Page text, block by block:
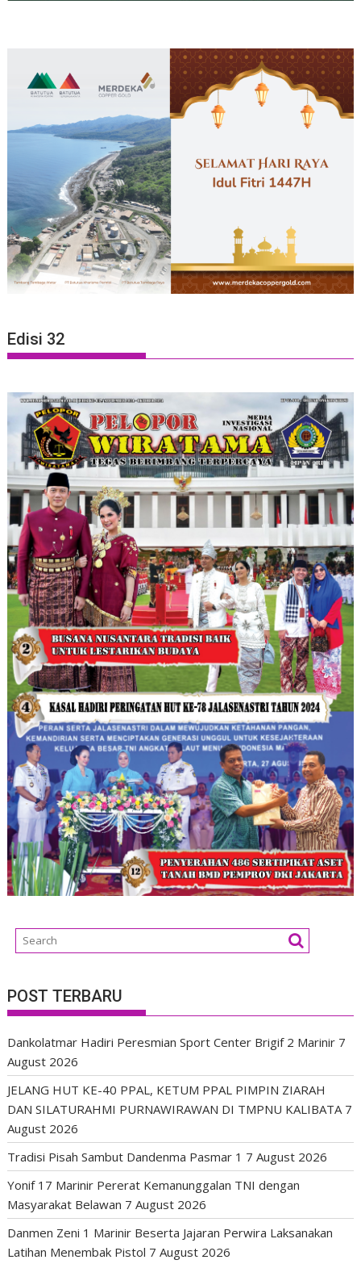
Edisi 32
POST TERBARU
Dankolatmar Hadiri Peresmian Sport Center Brigif 2 Marinir 7
August 2026
JELANG HUT KE-40 PPAL, KETUM PPAL PIMPIN ZIARAH
DAN SILATURAHMI PURNAWIRAWAN DI TMPNU KALIBATA 7
August 2026
Tradisi Pisah Sambut Dandenma Pasmar 1 7 August 2026
Yonif 17 Marinir Pererat Kemanunggalan TNI dengan
Masyarakat Belawan 7 August 2026
Danmen Zeni 1 Marinir Beserta Jajaran Perwira Laksanakan
Latihan Menembak Pistol 7 August 2026